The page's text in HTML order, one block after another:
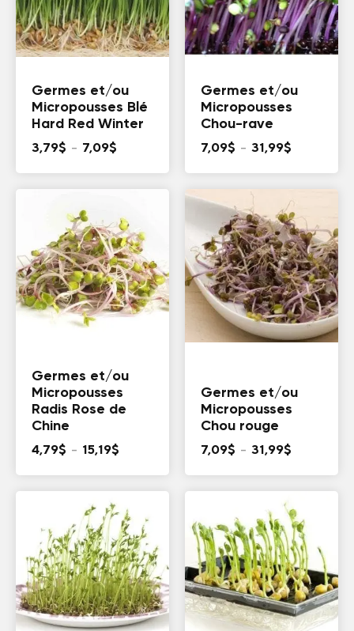
Germes et/ou
Micropousses Blé
Hard Red Winter
3,79$ – 7,09$
à
7,09$
Germes et/ou
Micropousses
Chou-rave
7,09$ – 31,99$
à
31,99$
Germes et/ou
Micropousses
Radis Rose de
Chine
4,79$ – 15,19$
4,79$
à
15,19$
Germes et/ou
Micropousses
Chou rouge
7,09$ – 31,99$
7,09$
à
31,99$